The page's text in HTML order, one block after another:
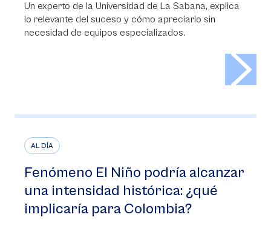
Un experto de la Universidad de La Sabana, explica
lo relevante del suceso y cómo apreciarlo sin
necesidad de equipos especializados.
AL DÍA
Fenómeno El Niño podría alcanzar
una intensidad histórica: ¿qué
implicaría para Colombia?